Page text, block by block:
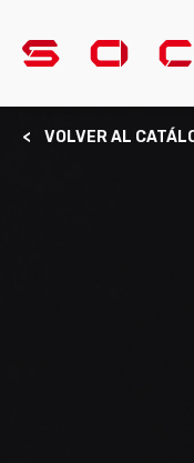
< VOLVER AL